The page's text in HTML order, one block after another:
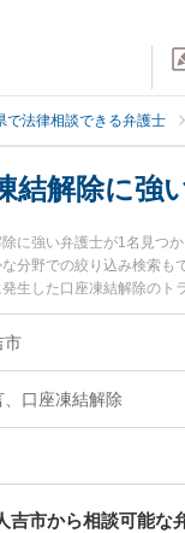
で法律相談できる弁護士
結解除に強
に強い弁護士が1名見つ
分野での絞り込み検索
生した口座凍結解除の
談できる人吉市内の弁
市
口座凍結解除
吉市から相談可能な